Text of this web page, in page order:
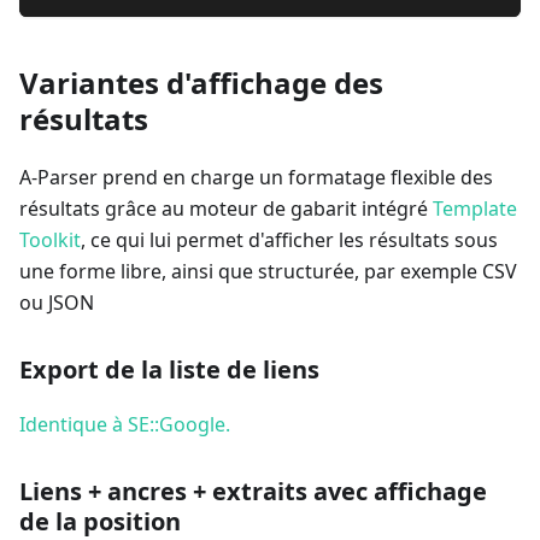
Variantes d'affichage des
résultats
A-Parser prend en charge un formatage flexible des
résultats grâce au moteur de gabarit intégréTemplate
Toolkit, ce qui lui permet d'afficher les résultats sous
une forme libre, ainsi que structurée, par exemple CSV
ou JSON
Export de la liste de liens
Identique à SE::Google.
Liens + ancres + extraits avec affichage
de la position